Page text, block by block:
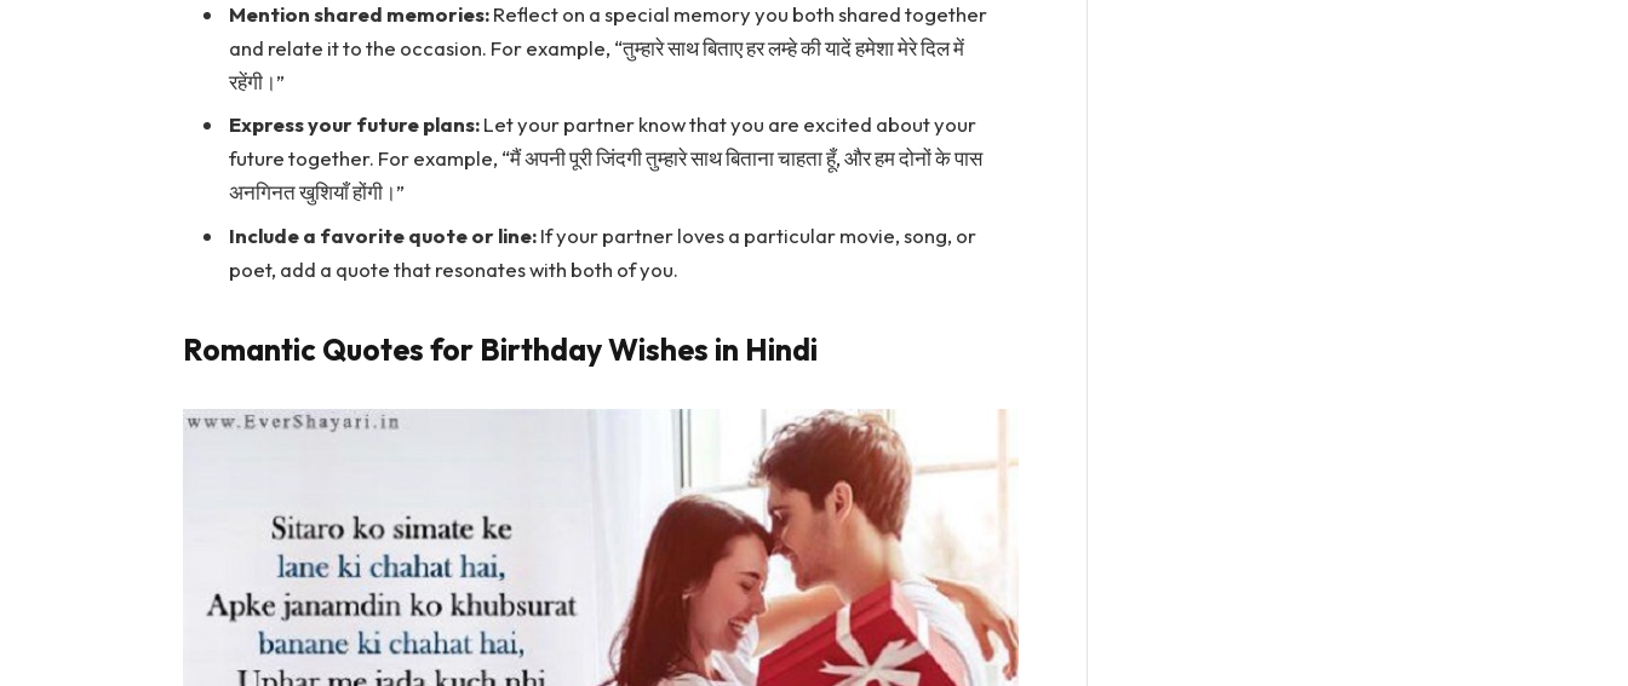
Mention shared memories:Reflect on a special memory you both shared together
and relate it to the occasion. For example, “तुम्हारे साथ बिताए हर लम्हे की यादें हमेशा मेरे दिल में
रहेंगी।”
Express your future plans:Let your partner know that you are excited about your
future together. For example, “मैं अपनी पूरी जिंदगी तुम्हारे साथ बिताना चाहता हूँ, और हम दोनों के पास
अनगिनत खुशियाँ होंगी।”
Include a favorite quote or line:If your partner loves a particular movie, song, or
poet, add a quote that resonates with both of you.
Romantic Quotes for Birthday Wishes in Hindi